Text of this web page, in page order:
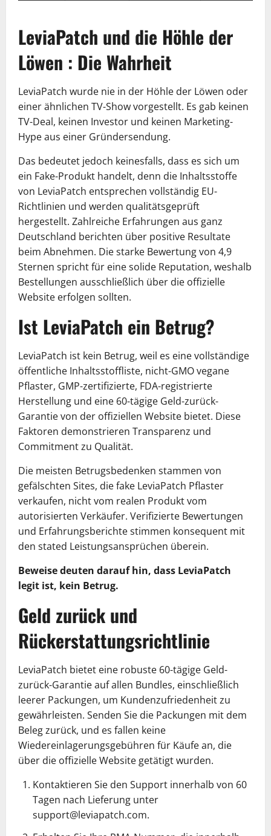
LeviaPatch und die Höhle der
Löwen : Die Wahrheit
LeviaPatch wurde nie in der Höhle der Löwen oder
einer ähnlichen TV-Show vorgestellt. Es gab keinen
TV-Deal, keinen Investor und keinen Marketing-
Hype aus einer Gründersendung.
Das bedeutet jedoch keinesfalls, dass es sich um
ein Fake-Produkt handelt, denn die Inhaltsstoffe
von LeviaPatch entsprechen vollständig EU-
Richtlinien und werden qualitätsgeprüft
hergestellt. Zahlreiche Erfahrungen aus ganz
Deutschland berichten über positive Resultate
beim Abnehmen. Die starke Bewertung von 4,9
Sternen spricht für eine solide Reputation, weshalb
Bestellungen ausschließlich über die offizielle
Website erfolgen sollten.
Ist LeviaPatch ein Betrug?
LeviaPatch ist kein Betrug, weil es eine vollständige
öffentliche Inhaltsstoffliste, nicht-GMO vegane
Pflaster, GMP-zertifizierte, FDA-registrierte
Herstellung und eine 60-tägige Geld-zurück-
Garantie von der offiziellen Website bietet. Diese
Faktoren demonstrieren Transparenz und
Commitment zu Qualität.
Die meisten Betrugsbedenken stammen von
gefälschten Sites, die fake LeviaPatch Pflaster
verkaufen, nicht vom realen Produkt vom
autorisierten Verkäufer. Verifizierte Bewertungen
und Erfahrungsberichte stimmen konsequent mit
den stated Leistungsansprüchen überein.
Beweise deuten darauf hin, dass LeviaPatch
legit ist, kein Betrug.
Geld zurück und
Rückerstattungsrichtlinie
LeviaPatch bietet eine robuste 60-tägige Geld-
zurück-Garantie auf allen Bundles, einschließlich
leerer Packungen, um Kundenzufriedenheit zu
gewährleisten. Senden Sie die Packungen mit dem
Beleg zurück, und es fallen keine
Wiedereinlagerungsgebühren für Käufe an, die
über die offizielle Website getätigt wurden.
Kontaktieren Sie den Support innerhalb von 60
Tagen nach Lieferung unter
support@leviapatch.com.